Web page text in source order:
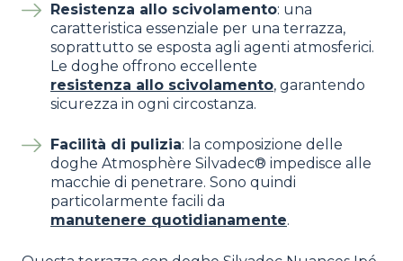
Resistenza allo scivolamento: una
caratteristica essenziale per una terrazza,
soprattutto se esposta agli agenti atmosferici.
Le doghe offrono eccellente
resistenza allo scivolamento, garantendo
sicurezza in ogni circostanza.
Facilità di pulizia: la composizione delle
doghe Atmosphère Silvadec® impedisce alle
macchie di penetrare. Sono quindi
particolarmente facili da
manutenere quotidianamente.